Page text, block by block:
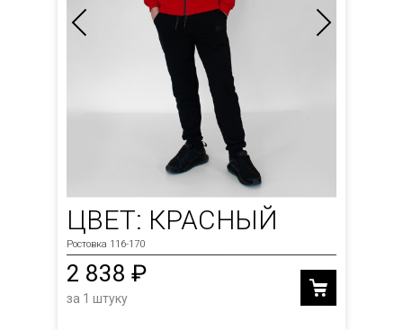
ЦВЕТ: КРАСНЫЙ
Ростовка 116-170
2 838 ₽
за 1 штуку